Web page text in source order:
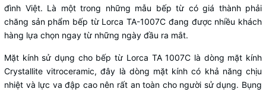
đình Việt. Là một trong những mẫu bếp từ có giá thành phải
chăng sản phẩm bếp từ Lorca TA-1007C đang được nhiều khách
hàng lựa chọn ngay từ những ngày đầu ra mắt.
Mặt kính sử dụng cho bếp từ Lorca TA 1007C là dòng mặt kính
Crystallite vitroceramic, đây là dòng mặt kính có khả năng chịu
nhiệt và lực va đập cao nên rất an toàn cho người sử dụng. Bụng